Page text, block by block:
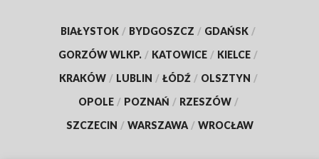
BIAŁYSTOK / BYDGOSZCZ / GDAŃSK /
GORZÓW WLKP. / KATOWICE / KIELCE /
KRAKÓW / LUBLIN / ŁÓDŹ / OLSZTYN /
OPOLE / POZNAŃ / RZESZÓW /
SZCZECIN / WARSZAWA / WROCŁAW